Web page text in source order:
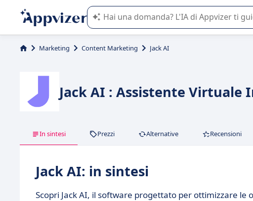
L'IA di Appvizer vi guida nell'utilizzo o nella
Marketing Content Marketing Jack AI
Jack AI : Assistente Virtuale
In sintesi Prezzi Alternative Recensioni
Jack AI: in sintesi
Scopri Jack AI, il software progettato per ottimizzare